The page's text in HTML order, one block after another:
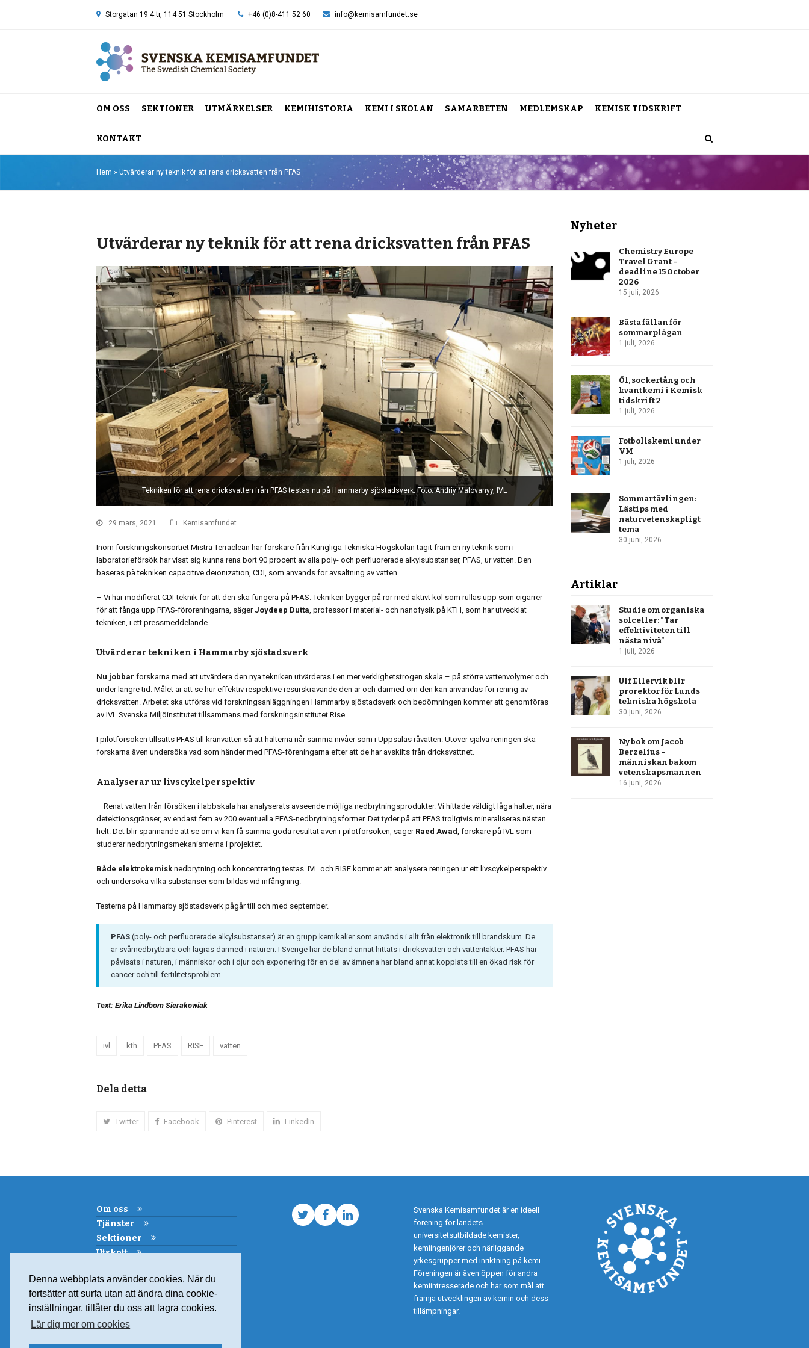
Denna webbplats använder cookies. När du
fortsätter att surfa utan att ändra dina cookie-
inställningar, tillåter du oss att lagra cookies.
Lär dig mer om cookies
Storgatan 19 4 tr, 114 51 Stockholm +46 (0)8-411 52 60 info@kemisamfundet.se
OM OSS SEKTIONER UTMÄRKELSER KEMIHISTORIA KEMI I SKOLAN SAMARBETEN MEDLEMSKAP KEMISK TIDSKRIFT
KONTAKT
Hem » Utvärderar ny teknik för att rena dricksvatten från PFAS
Utvärderar ny teknik för att rena dricksvatten från PFAS
Tekniken för att rena dricksvatten från PFAS testas nu på Hammarby sjöstadsverk. Foto: Andriy Malovanyy, IVL
29 mars, 2021 Kemisamfundet
Inom forskningskonsortiet Mistra Terraclean har forskare från Kungliga Tekniska Högskolan tagit fram en ny teknik som i
laboratorieförsök har visat sig kunna rena bort 90 procent av alla poly- och perfluorerade alkylsubstanser, PFAS, ur vatten. Den
baseras på tekniken capacitive deionization, CDI, som används för avsaltning av vatten.
– Vi har modifierat CDI-teknik för att den ska fungera på PFAS. Tekniken bygger på rör med aktivt kol som rullas upp som cigarrer
för att fånga upp PFAS-föroreningarna, sägerJoydeep Dutta, professor i material- och nanofysik på KTH, som har utvecklat
tekniken, i ett pressmeddelande.
Utvärderar tekniken i Hammarby sjöstadsverk
Nu jobbar forskarna med att utvärdera den nya tekniken utvärderas i en mer verklighetstrogen skala – på större vattenvolymer och
under längre tid. Målet är att se hur effektiv respektive resurskrävande den är och därmed om den kan användas för rening av
dricksvatten. Arbetet ska utföras vid forskningsanläggningen Hammarby sjöstadsverk och bedömningen kommer att genomföras
av IVL Svenska Miljöinstitutet tillsammans med forskningsinstitutet Rise.
I pilotförsöken tillsätts PFAS till kranvatten så att halterna når samma nivåer som i Uppsalas råvatten. Utöver själva reningen ska
forskarna även undersöka vad som händer med PFAS-föreningarna efter att de har avskilts från dricksvattnet.
Analyserar ur livscykelperspektiv
– Renat vatten från försöken i labbskala har analyserats avseende möjliga nedbrytningsprodukter. Vi hittade väldigt låga halter, nära
detektionsgränser, av endast fem av 200 eventuella PFAS-nedbrytningsformer. Det tyder på att PFAS troligtvis mineraliseras nästan
helt. Det blir spännande att se om vi kan få samma goda resultat även i pilotförsöken, säger Raed Awad, forskare på IVL som
studerar nedbrytningsmekanismerna i projektet.
Både elektrokemisk nedbrytning och koncentrering testas. IVL och RISE kommer att analysera reningen ur ett livscykelperspektiv
och undersöka vilka substanser som bildas vid infångning.
Testerna på Hammarby sjöstadsverk pågår till och med september.
PFAS (poly- och perfluorerade alkylsubstanser) är en grupp kemikalier som används i allt från elektronik till brandskum. De
är svårnedbrytbara och lagras därmed i naturen. I Sverige har de bland annat hittats i dricksvatten och vattentäkter. PFAS har
påvisats i naturen, i människor och i djur och exponering för en del av ämnena har bland annat kopplats till en ökad risk för
cancer och till fertilitetsproblem.
Text: Erika Lindbom Sierakowiak
ivl kth PFAS RISE vatten
Dela detta
Twitter Facebook Pinterest LinkedIn
Nyheter
Chemistry Europe
Travel Grant –
deadline 15 October
2026
15 juli, 2026
Bästa fällan för
sommarplågan
1 juli, 2026
Öl, sockertång och
kvantkemi i Kemisk
tidskrift 2
1 juli, 2026
Fotbollskemi under
VM
1 juli, 2026
Sommartävlingen:
Lästips med
naturvetenskapligt
tema
30 juni, 2026
Artiklar
Studie om organiska
solceller: ”Tar
effektiviteten till
nästa nivå”
1 juli, 2026
Ulf Ellervik blir
prorektor för Lunds
tekniska högskola
30 juni, 2026
Ny bok om Jacob
Berzelius –
människan bakom
vetenskapsmannen
16 juni, 2026
Om oss
Tjänster
Sektioner
Utskott
Samarbeten
Medlemskap
Kontakt
TwitterFacebook
LinkedIn
Svenska Kemisamfundet är en ideell
förening för landets
universitetsutbildade kemister,
kemiingenjörer och närliggande
yrkesgrupper med inriktning på kemi.
Föreningen är även öppen för andra
kemiintresserade och har som mål att
främja utvecklingen av kemin och dess
tillämpningar.